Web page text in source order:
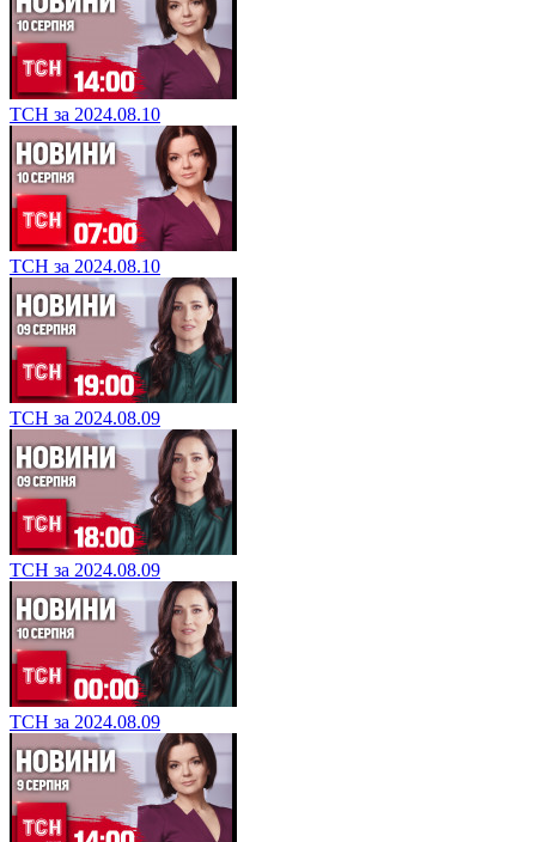
ТСН за 2024.08.10
ТСН за 2024.08.10
ТСН за 2024.08.09
ТСН за 2024.08.09
ТСН за 2024.08.09